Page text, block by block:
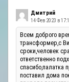
Дмитрий
14 Фев 2023 в
Всем доброго
трансформер,с
сроки,человек
ответственно
спасибо,палатка
поставил дома